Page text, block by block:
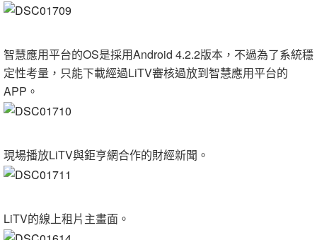
智慧應用平台的OS是採用Android 4.2.2版本，不過為了系統穩
定性考量，只能下載經過LiTV審核過放到智慧應用平台的
APP。
現場播放LiTV與鉅亨網合作的財經新聞。
LiTV的線上租片主畫面。